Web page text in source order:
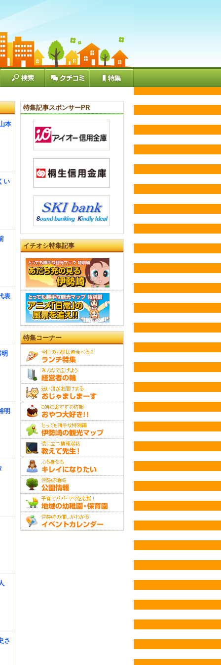
本
い
表
明
さ
特集記事スポンサーPR
イチオシ特集記事
特集コーナー